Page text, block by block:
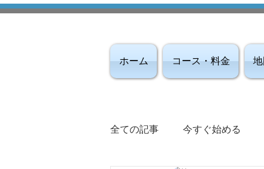
ホーム コース・料金
全ての記事 今すぐ始める